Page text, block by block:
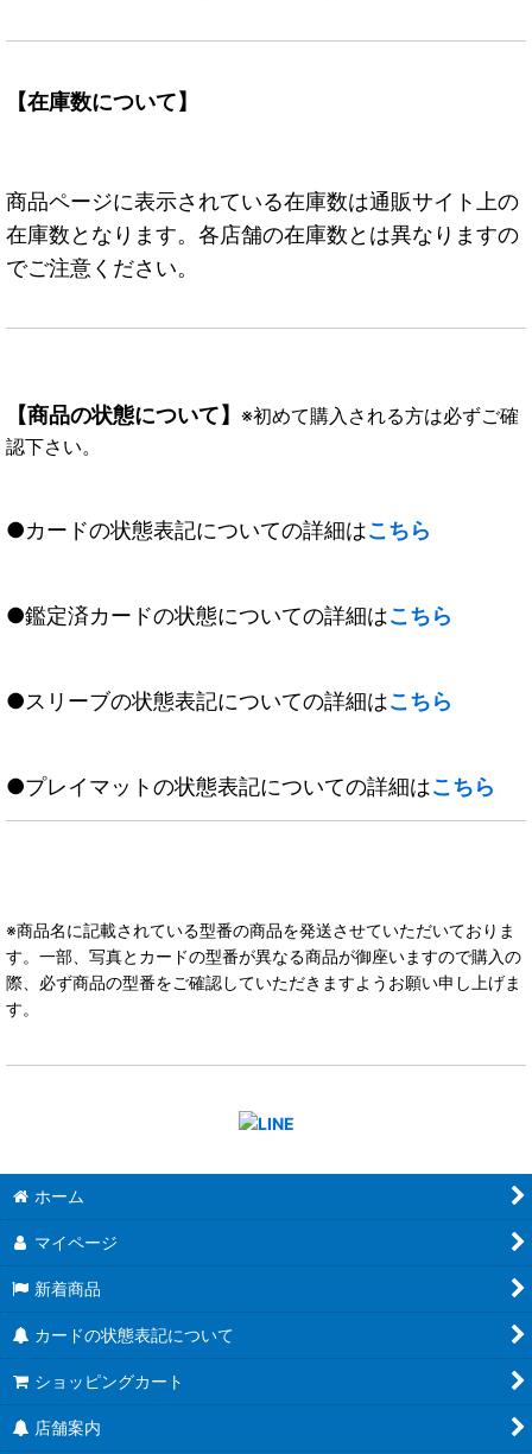
【在庫数について】
商品ページに表示されている在庫数は通販サイト上の
在庫数となります。各店舗の在庫数とは異なりますの
でご注意ください。
【商品の状態について】 ※初めて購入される方は必ずご確
認下さい。
●カードの状態表記についての詳細はこちら
●鑑定済カードの状態についての詳細はこちら
●スリーブの状態表記についての詳細はこちら
●プレイマットの状態表記についての詳細はこちら
※商品名に記載されている型番の商品を発送させていただいておりま
す。一部、写真とカードの型番が異なる商品が御座いますので購入の
際、必ず商品の型番をご確認していただきますようお願い申し上げま
す。
ホーム
マイページ
新着商品
カードの状態表記について
ショッピングカート
店舗案内